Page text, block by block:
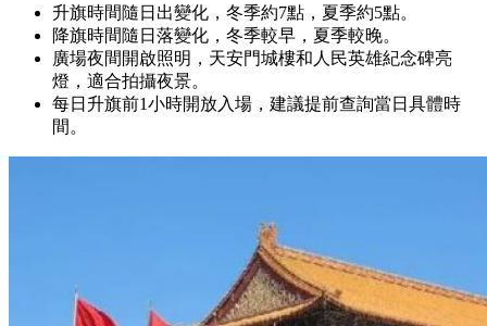
升旗時間隨日出變化，冬季約7點，夏季約5點。
降旗時間隨日落變化，冬季較早，夏季較晚。
廣場夜間開啟照明，天安門城樓和人民英雄紀念碑亮
燈，適合拍攝夜景。
每日升旗前1小時開放入場，建議提前查詢當日具體時
間。